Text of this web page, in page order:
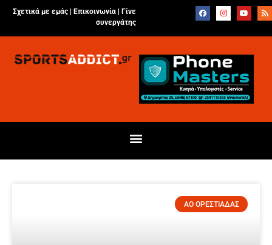
Σχετικά με εμάς | Επικοινωνία
Γίνε
συνεργάτης
AO ΟΡΕΣΤΙΑΔΑΣ